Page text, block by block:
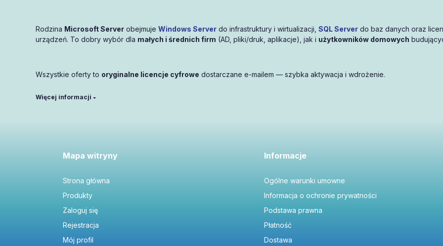
Rodzina Microsoft Server obejmuje Windows Server do infrastruktury i wirtualizacji, SQL Server do baz danych oraz
urządzeń. To dobry wybór dla małych i średnich firm (AD, pliki/druk, aplikacje), jak i użytkowników domowych
Wszystkie oferty to oryginalne licencje cyfrowe dostarczane e-mailem — szybka aktywacja i wdrożenie.
SQL Server: licencjonowanie na rdzenie
Standard (16 Core) — baza dla aplikacji biznesowych, raportowania i hybrydy z chmurą.
CAL i Usługi Pulpitu Zdalnego (RDS)
Mapa witryny
Strona główna
Produkty
Zaloguj się
Rejestracja
Mój profil
Informacje
Ogólne warunki umowne
Informacja o ochronie prywatności
Podstawa prawna
Płatność
Dostawa